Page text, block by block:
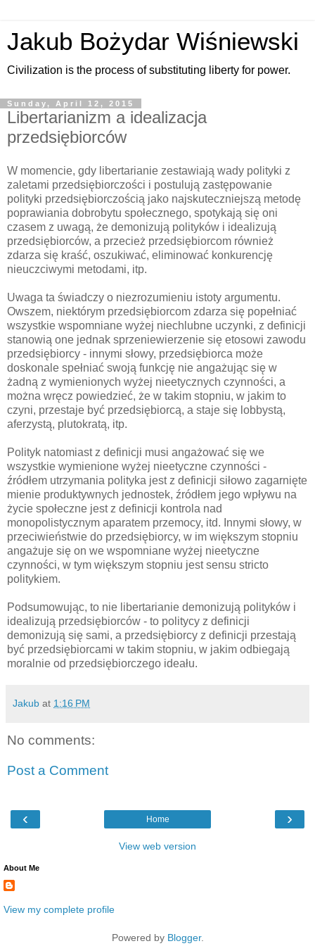
Jakub Bożydar Wiśniewski
Civilization is the process of substituting liberty for power.
Sunday, April 12, 2015
Libertarianizm a idealizacja
przedsiębiorców
W momencie, gdy libertarianie zestawiają wady polityki z
zaletami przedsiębiorczości i postulują zastępowanie
polityki przedsiębiorczością jako najskuteczniejszą metodę
poprawiania dobrobytu społecznego, spotykają się oni
czasem z uwagą, że demonizują polityków i idealizują
przedsiębiorców, a przecież przedsiębiorcom również
zdarza się kraść, oszukiwać, eliminować konkurencję
nieuczciwymi metodami, itp.
Uwaga ta świadczy o niezrozumieniu istoty argumentu.
Owszem, niektórym przedsiębiorcom zdarza się popełniać
wszystkie wspomniane wyżej niechlubne uczynki, z definicji
stanowią one jednak sprzeniewierzenie się etosowi zawodu
przedsiębiorcy - innymi słowy, przedsiębiorca może
doskonale spełniać swoją funkcję nie angażując się w
żadną z wymienionych wyżej nieetycznych czynności, a
można wręcz powiedzieć, że w takim stopniu, w jakim to
czyni, przestaje być przedsiębiorcą, a staje się lobbystą,
aferzystą, plutokratą, itp.
Polityk natomiast z definicji musi angażować się we
wszystkie wymienione wyżej nieetyczne czynności -
źródłem utrzymania polityka jest z definicji siłowo zagarnięte
mienie produktywnych jednostek, źródłem jego wpływu na
życie społeczne jest z definicji kontrola nad
monopolistycznym aparatem przemocy, itd. Innymi słowy, w
przeciwieństwie do przedsiębiorcy, w im większym stopniu
angażuje się on we wspomniane wyżej nieetyczne
czynności, w tym większym stopniu jest sensu stricto
politykiem.
Podsumowując, to nie libertarianie demonizują polityków i
idealizują przedsiębiorców - to politycy z definicji
demonizują się sami, a przedsiębiorcy z definicji przestają
być przedsiębiorcami w takim stopniu, w jakim odbiegają
moralnie od przedsiębiorczego ideału.
Jakub at 1:16 PM
No comments:
Post a Comment
‹ ›
Home
View web version
About Me
View my complete profile
Powered by Blogger.